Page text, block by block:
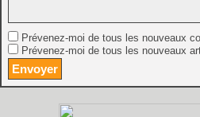
Prévenez-moi de tous les nouveaux
Prévenez-moi de tous les nouveaux